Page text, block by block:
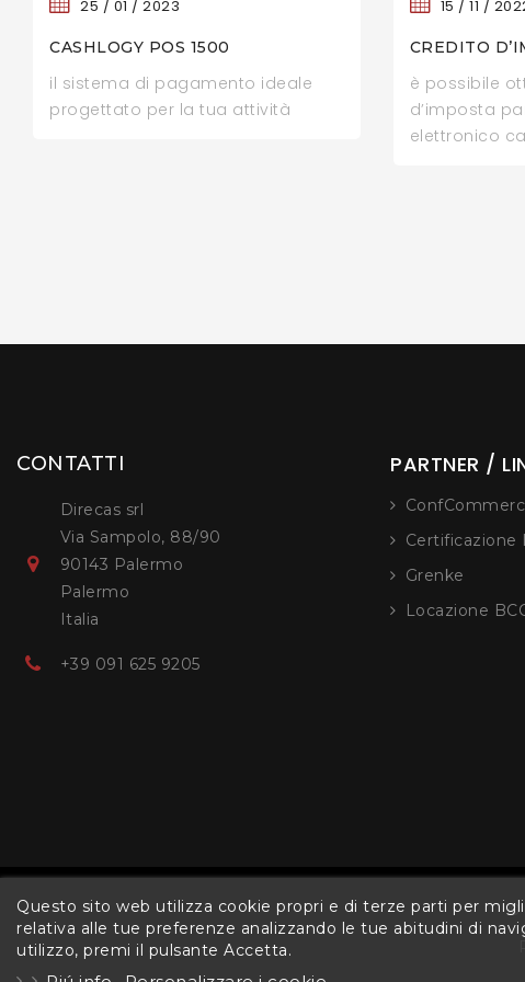
25 / 01 / 2023
CASHLOGY POS 1500
il sistema di pagamento ideale
progettato per la tua attività
15 / 11 /
CREDITO
è possibile
d’imposta
elettronico
CONTATTI
Direcas srl
Via Sampolo, 88/90
90143 Palermo
Palermo
Italia
+39 091 625 9205
PARTNER /
Certificazione
Grenke
Locazione
Questo sito web utilizza cookie propri e di terze parti per
relativa alle tue preferenze analizzando le tue abitudini di
utilizzo, premi il pulsante Accetta.
©